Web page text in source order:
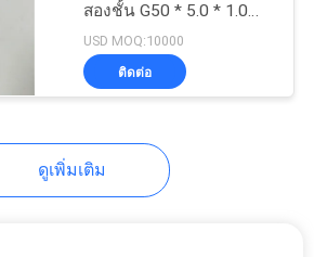
สองชั้น G50 * 5.0 * 1.0
Core
USD MOQ:10000
ติดต่อ
ดูเพิ่มเติม